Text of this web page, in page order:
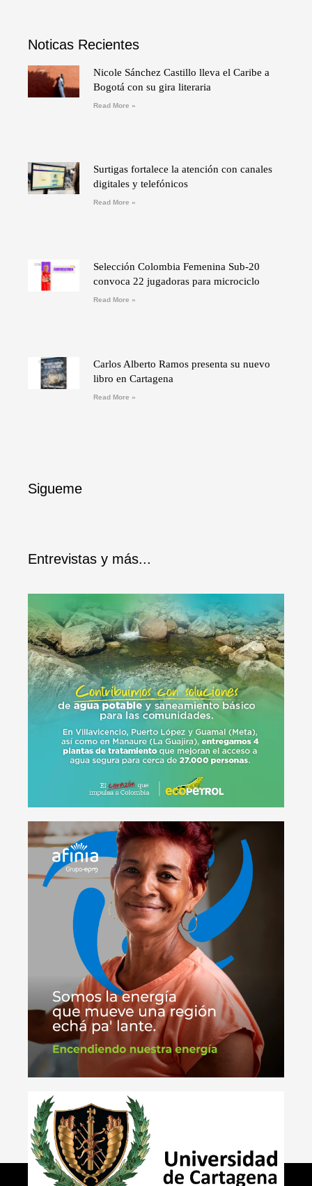
Noticas Recientes
Nicole Sánchez Castillo lleva el Caribe a
Bogotá con su gira literaria
Read More »
Surtigas fortalece la atención con canales
digitales y telefónicos
Read More »
Selección Colombia Femenina Sub-20
convoca 22 jugadoras para microciclo
Read More »
Carlos Alberto Ramos presenta su nuevo
libro en Cartagena
Read More »
Sigueme
Entrevistas y más...